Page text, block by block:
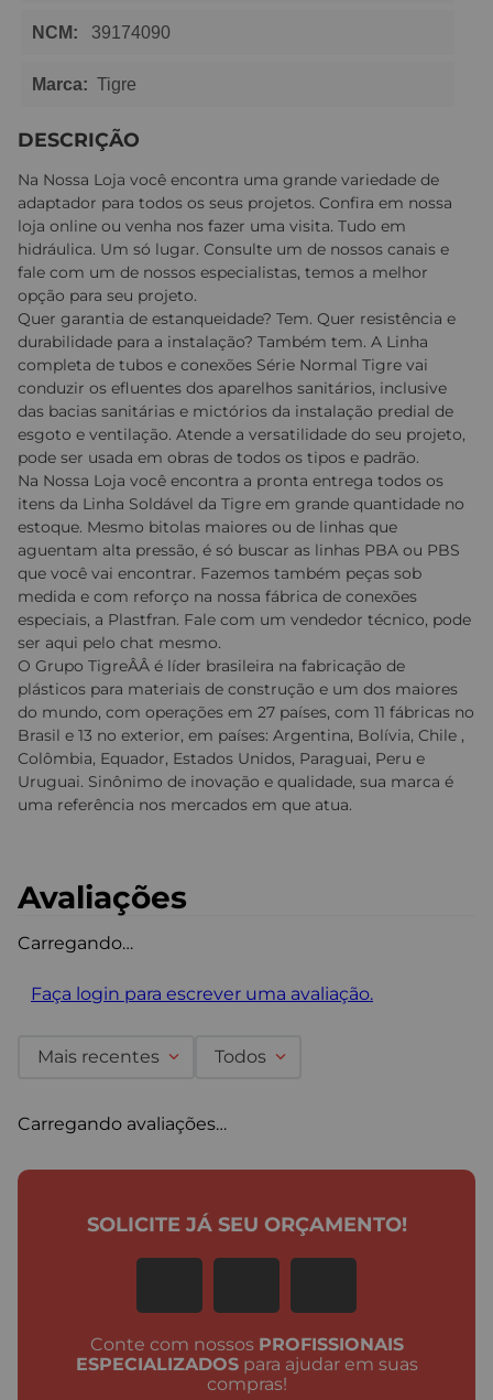
NCM: 39174090
Marca: Tigre
DESCRIÇÃO
Na Nossa Loja você encontra uma grande variedade de
adaptador para todos os seus projetos. Confira em nossa
loja online ou venha nos fazer uma visita. Tudo em
hidráulica. Um só lugar. Consulte um de nossos canais e
fale com um de nossos especialistas, temos a melhor
opção para seu projeto.
Quer garantia de estanqueidade? Tem. Quer resistência e
durabilidade para a instalação? Também tem. A Linha
completa de tubos e conexões Série Normal Tigre vai
conduzir os efluentes dos aparelhos sanitários, inclusive
das bacias sanitárias e mictórios da instalação predial de
esgoto e ventilação. Atende a versatilidade do seu projeto,
pode ser usada em obras de todos os tipos e padrão.
Na Nossa Loja você encontra a pronta entrega todos os
itens da Linha Soldável da Tigre em grande quantidade no
estoque. Mesmo bitolas maiores ou de linhas que
aguentam alta pressão, é só buscar as linhas PBA ou PBS
que você vai encontrar. Fazemos também peças sob
medida e com reforço na nossa fábrica de conexões
especiais, a Plastfran. Fale com um vendedor técnico, pode
ser aqui pelo chat mesmo.
O Grupo TigreÂÂ é líder brasileira na fabricação de
plásticos para materiais de construção e um dos maiores
do mundo, com operações em 27 países, com 11 fábricas no
Brasil e 13 no exterior, em países: Argentina, Bolívia, Chile ,
Colômbia, Equador, Estados Unidos, Paraguai, Peru e
Uruguai. Sinônimo de inovação e qualidade, sua marca é
uma referência nos mercados em que atua.
Avaliações
Carregando…
Faça login para escrever uma avaliação.
Mais recentes Todos
Carregando avaliações…
Conte com nossos PROFISSIONAIS
ESPECIALIZADOSpara ajudar em suas
compras!
SOLICITE JÁ SEU ORÇAMENTO!